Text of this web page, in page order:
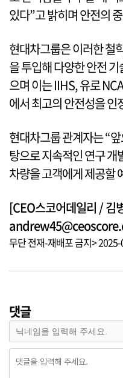
있다”고 밝히며 안전의
현대차그룹은 이러한 철
을 투입해 다양한 안전
으며 이는 IIHS, 유로
에서 최고의 안전성을
현대차그룹 관계자는 “
탕으로 지속적인 연구
차량을 고객에게 제공할
[CEO스코어데일리 / 김
무단 전재-재배포 금지>
댓글